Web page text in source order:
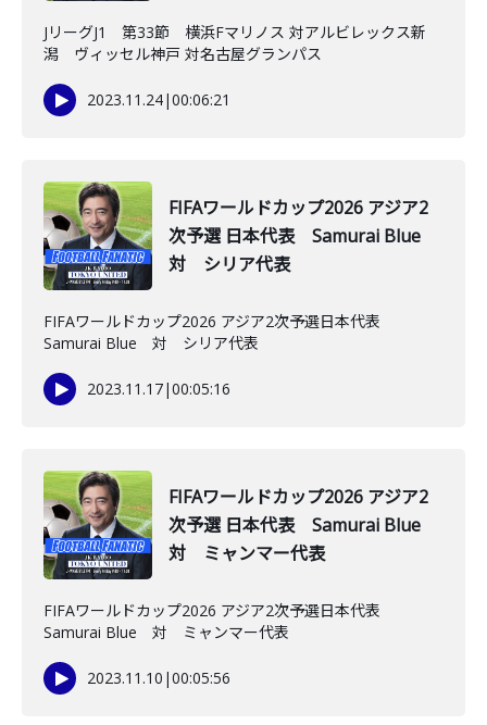
JリーグJ1 第33節 横浜Fマリノス 対アルビレックス新
潟 ヴィッセル神戸 対名古屋グランパス
2023.11.24|00:06:21
FIFAワールドカップ2026 アジア2
次予選 日本代表 Samurai Blue
対 シリア代表
FIFAワールドカップ2026 アジア2次予選日本代表
Samurai Blue 対 シリア代表
2023.11.17|00:05:16
FIFAワールドカップ2026 アジア2
次予選 日本代表 Samurai Blue
対 ミャンマー代表
FIFAワールドカップ2026 アジア2次予選日本代表
Samurai Blue 対 ミャンマー代表
2023.11.10 |00:05:56